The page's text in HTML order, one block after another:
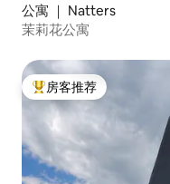
公寓 ｜ Natters
茉莉花公寓
热门「房客推荐」
房客推荐